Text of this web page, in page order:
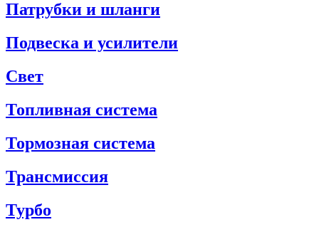
Патрубки и шланги
Подвеска и усилители
Свет
Топливная система
Тормозная система
Трансмиссия
Турбо